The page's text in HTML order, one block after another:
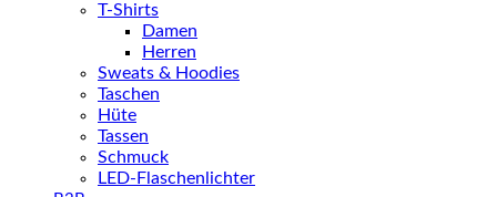
T-Shirts
Damen
Herren
Sweats & Hoodies
Taschen
Hüte
Tassen
Schmuck
LED-Flaschenlichter